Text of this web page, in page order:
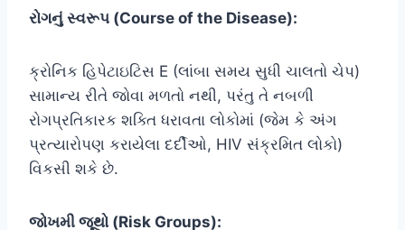
રોગનું સ્વરૂપ (Course of the Disease):
ક્રોનિક હિપેટાઇટિસ E (લાંબા સમય સુધી ચાલતો ચેપ)
સામાન્ય રીતે જોવા મળતો નથી, પરંતુ તે નબળી
રોગપ્રતિકારક શક્તિ ધરાવતા લોકોમાં (જેમ કે અંગ
પ્રત્યારોપણ કરાયેલા દર્દીઓ, HIV સંક્રમિત લોકો)
વિકસી શકે છે.
જોખમી જૂથો (Risk Groups):